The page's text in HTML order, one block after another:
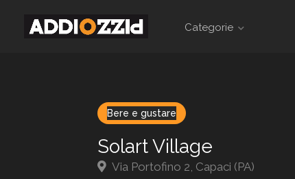
Categorie
Bere e gustare
Solart Village
Via Portofino 2, Capaci (PA)